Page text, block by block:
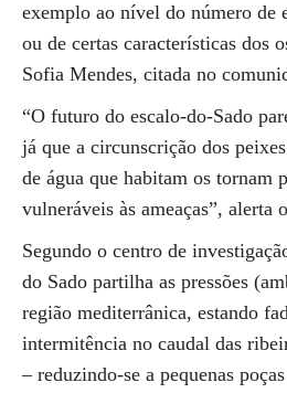
exemplo ao nível do número de
ou de certas características dos
Sofia Mendes, citada no
“O futuro do escalo-do-Sado
já que a circunscrição dos
de água que habitam os tornam
vulneráveis às ameaças”, alerta
Segundo o centro de
do Sado partilha as pressões
região mediterrânica, estando
intermitência no caudal das
– reduzindo-se a pequenas